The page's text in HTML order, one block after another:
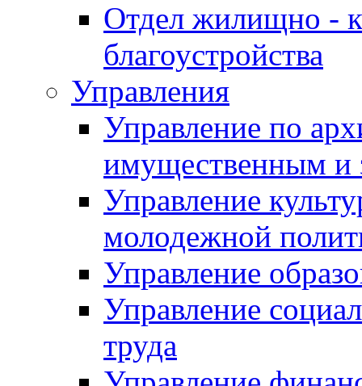
Отдел жилищно -
благоустройства
Управления
Управление по
имущественным и
Управление
молодежной
Управление
Управление
труда